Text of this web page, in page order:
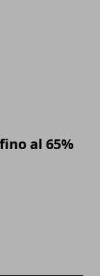
al 65%